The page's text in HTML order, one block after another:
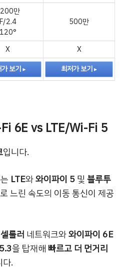
만
F/2.4
120°
500만
X
X
보기 최저가 보기
6E vs LTE/Wi-Fi 5
입니다.
는 LTE와와이파이 5및블루투
느린 속도의 이동 통신이 제공
룰러 네트워크와와이파이 6E
을 탑재해빠르고 더 먼거리
다.